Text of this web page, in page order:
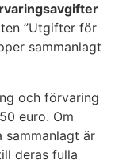
”Utgifter för
sammanlagt
och förvaring
euro. Om
är
deras fulla